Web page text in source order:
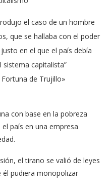
el caso de un hombre
que se hallaba con el poder
en el que el país debía
capitalista”
de Trujillo»
con base en la pobreza
país en una empresa
el tirano se valió de leyes
él pudiera monopolizar